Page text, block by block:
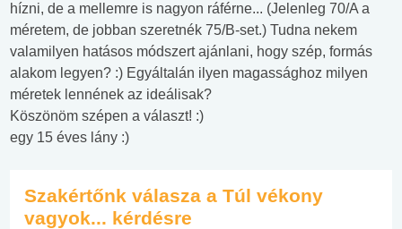
hízni, de a mellemre is nagyon ráférne... (Jelenleg 70/A a
méretem, de jobban szeretnék 75/B-set.) Tudna nekem
valamilyen hatásos módszert ajánlani, hogy szép, formás
alakom legyen? :) Egyáltalán ilyen magassághoz milyen
méretek lennének az ideálisak?
Köszönöm szépen a választ! :)
egy 15 éves lány :)
Szakértőnk válasza a Túl vékony
vagyok... kérdésre